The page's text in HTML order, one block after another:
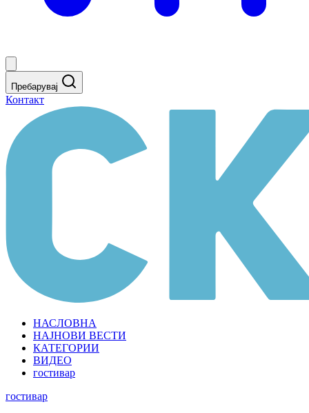
Пребарувај
Контакт
НАСЛОВНА
НАЈНОВИ ВЕСТИ
КАТЕГОРИИ
ВИДЕО
гостивар
гостивар